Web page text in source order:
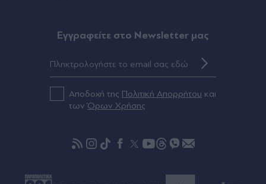
πριν μία ώρα
Καιρός: Ανεβαίνει η θερμοκρασία το
Σαββατοκύριακο, σε ποιες περιοχές θα βρέξει -
Ενισχυμένοι άνεμοι στο Αιγαίο (Βίντεο)
Εορτολόγιο: Ποιοι γιορτάζουν την Παρασκευή 7
Eγγραφείτε στο Newsletter μας
Αποδοχή της Πολιτική Απορρήτου και
τωνΌρων Χρήσης